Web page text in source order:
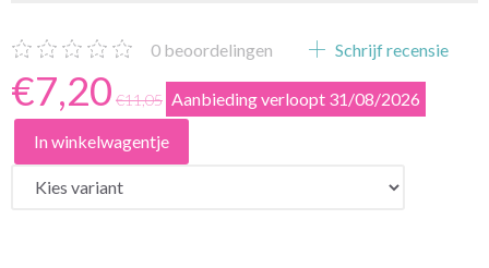
0 beoordelingen Schrijf recensie
€7,20 €11,05 Aanbieding verloopt 31/08/2026
In winkelwagentje